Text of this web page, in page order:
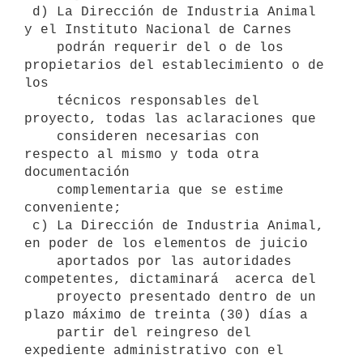
y el Instituto Nacional de Carnes
propietarios del establecimiento o de
los
proyecto, todas las aclaraciones que
respecto al mismo y toda otra
documentación
conveniente;
en poder de los elementos de juicio
competentes, dictaminará  acerca del
plazo máximo de treinta (30) días a
expediente administrativo con el